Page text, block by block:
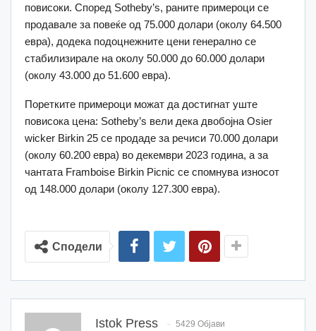
повисоки. Според Sotheby’s, раните примероци се
продавале за повеќе од 75.000 долари (околу 64.500
евра), додека подоцнежните цени генерално се
стабилизирале на околу 50.000 до 60.000 долари
(околу 43.000 до 51.600 евра).
Поретките примероци можат да достигнат уште
повисока цена: Sotheby’s вели дека двобојна Osier
wicker Birkin 25 се продаде за речиси 70.000 долари
(околу 60.200 евра) во декември 2023 година, а за
чантата Framboise Birkin Picnic се спомнува износот
од 148.000 долари (околу 127.300 евра).
Сподели
Istok Press 5429 Објави